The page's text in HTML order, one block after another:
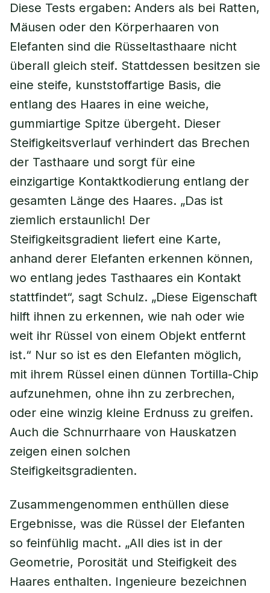
Diese Tests ergaben: Anders als bei Ratten,
Mäusen oder den Körperhaaren von
Elefanten sind die Rüsseltasthaare nicht
überall gleich steif. Stattdessen besitzen sie
eine steife, kunststoffartige Basis, die
entlang des Haares in eine weiche,
gummiartige Spitze übergeht. Dieser
Steifigkeitsverlauf verhindert das Brechen
der Tasthaare und sorgt für eine
einzigartige Kontaktkodierung entlang der
gesamten Länge des Haares. „Das ist
ziemlich erstaunlich! Der
Steifigkeitsgradient liefert eine Karte,
anhand derer Elefanten erkennen können,
wo entlang jedes Tasthaares ein Kontakt
stattfindet“, sagt Schulz. „Diese Eigenschaft
hilft ihnen zu erkennen, wie nah oder wie
weit ihr Rüssel von einem Objekt entfernt
ist.“ Nur so ist es den Elefanten möglich,
mit ihrem Rüssel einen dünnen Tortilla-Chip
aufzunehmen, ohne ihn zu zerbrechen,
oder eine winzig kleine Erdnuss zu greifen.
Auch die Schnurrhaare von Hauskatzen
zeigen einen solchen
Steifigkeitsgradienten.
Zusammengenommen enthüllen diese
Ergebnisse, was die Rüssel der Elefanten
so feinfühlig macht. „All dies ist in der
Geometrie, Porosität und Steifigkeit des
Haares enthalten. Ingenieure bezeichnen